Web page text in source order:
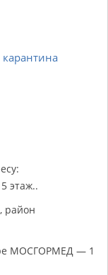
этаж..
район
МОСГОРМЕД — 1